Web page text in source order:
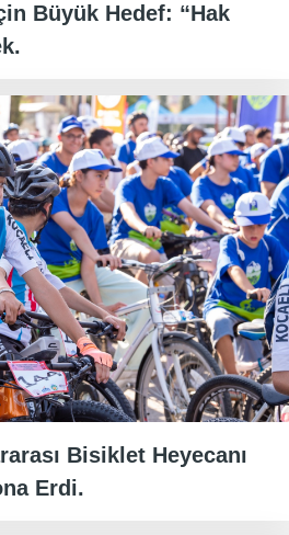
Büyük Hedef: “Hak
Bisiklet Heyecanı
Erdi.